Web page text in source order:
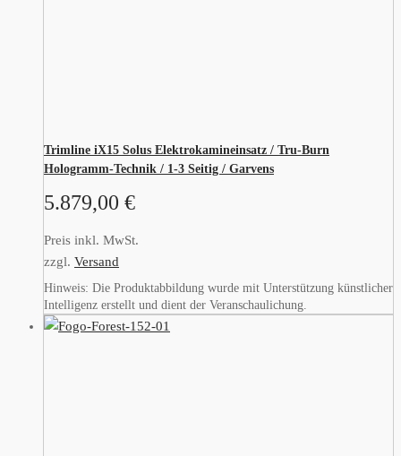
Trimline iX15 Solus Elektrokamineinsatz / Tru-Burn
Hologramm-Technik / 1-3 Seitig / Garvens
5.879,00 €
Preis inkl. MwSt.
zzgl. Versand
Hinweis: Die Produktabbildung wurde mit Unterstützung künstlicher
Intelligenz erstellt und dient der Veranschaulichung.